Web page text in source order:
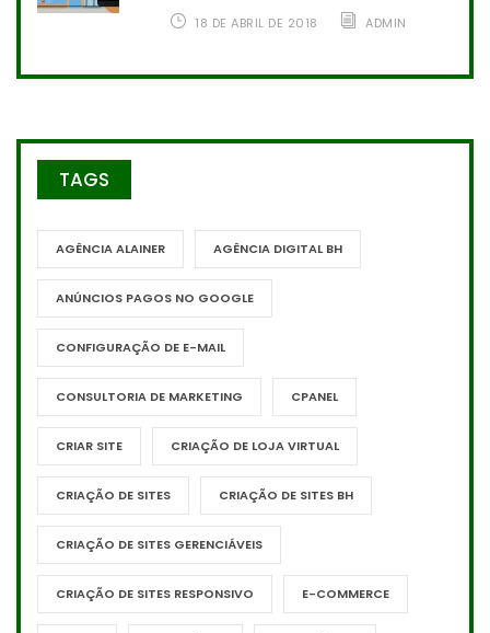
18 DE ABRIL DE 2018 ADMIN
TAGS
AGÊNCIA ALAINER AGÊNCIA DIGITAL BH
ANÚNCIOS PAGOS NO GOOGLE
CONFIGURAÇÃO DE E-MAIL
CONSULTORIA DE MARKETING CPANEL
CRIAR SITE CRIAÇÃO DE LOJA VIRTUAL
CRIAÇÃO DE SITES CRIAÇÃO DE SITES BH
CRIAÇÃO DE SITES GERENCIÁVEIS
CRIAÇÃO DE SITES RESPONSIVO E-COMMERCE